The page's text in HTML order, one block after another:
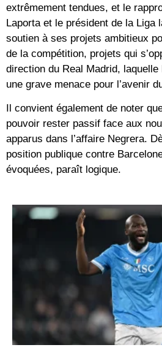
extrêmement tendues, et le
Laporta et le président de la Liga
soutien à ses projets ambitieux
de la compétition, projets qui
direction du Real Madrid,
une grave menace pour l’avenir
Il convient également de noter
pouvoir rester passif face aux
apparus dans l’affaire Negrera.
position publique contre
évoquées, paraît logique.